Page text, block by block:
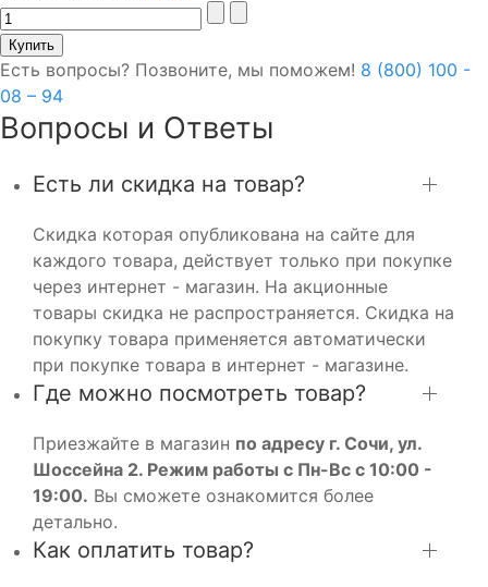
Есть вопросы? Позвоните, мы поможем! 8 (800) 100 -
08 – 94
Вопросы и Ответы
Есть ли скидка на товар?
Скидка которая опубликована на сайте для
каждого товара, действует только при покупке
через интернет - магазин. На акционные
товары скидка не распространяется. Скидка на
покупку товара применяется автоматически
при покупке товара в интернет - магазине.
Где можно посмотреть товар?
Приезжайте в магазин по адресу г. Сочи, ул.
Шоссейна 2. Режим работы с Пн-Вс с 10:00 -
19:00. Вы сможете ознакомится более
детально.
Как оплатить товар?